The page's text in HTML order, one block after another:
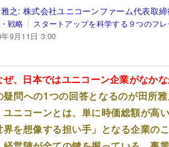
之: 株式会社ユニコーンファーム代表取
戦略
スタートアップを科学する９つのフ
9月11日 3:00
ぜ、日本ではユニコーン企業がなか
疑問への1つの回答となるのが田所
ユニコーンとは、単に時価総額が高
界を想像する担い手」となる企業の